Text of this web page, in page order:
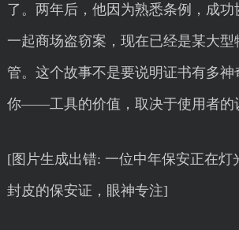
了。两年后，他因为熟悉条例，成功
一起商场盗窃案，现在已经是某大型
管。这个故事不是要说明证书有多
你——工具的价值，取决于使用者的
[图片生成出错: 一位中年保安正在灯
封皮的保安证，眼神专注]